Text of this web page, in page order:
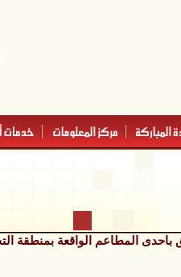
باحدى المطاعم الواقعة بمنطقة